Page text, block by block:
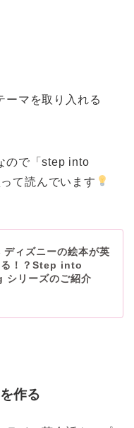
ーマを取り入れる
ので「step into
て読んでいます
ディズニーの絵本が英
る！？Step into
シリーズのご紹介
作る